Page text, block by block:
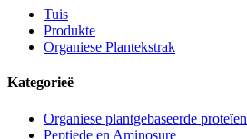
Tuis
Produkte
Organiese Plantekstrak
Kategorieë
Organiese plantgebaseerde proteïen
Peptiede en Aminosure